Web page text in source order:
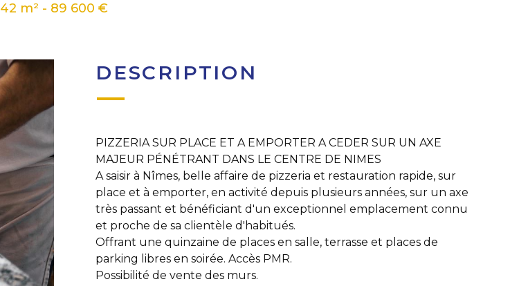
42 m² - 89 600 €
DESCRIPTION
PIZZERIA SUR PLACE ET A EMPORTER A CEDER SUR UN AXE
MAJEUR PÉNÉTRANT DANS LE CENTRE DE NIMES
A saisir à Nîmes, belle affaire de pizzeria et restauration rapide, sur
place et à emporter, en activité depuis plusieurs années, sur un axe
très passant et bénéficiant d'un exceptionnel emplacement connu
et proche de sa clientèle d'habitués.
Offrant une quinzaine de places en salle, terrasse et places de
parking libres en soirée. Accès PMR.
Possibilité de vente des murs.